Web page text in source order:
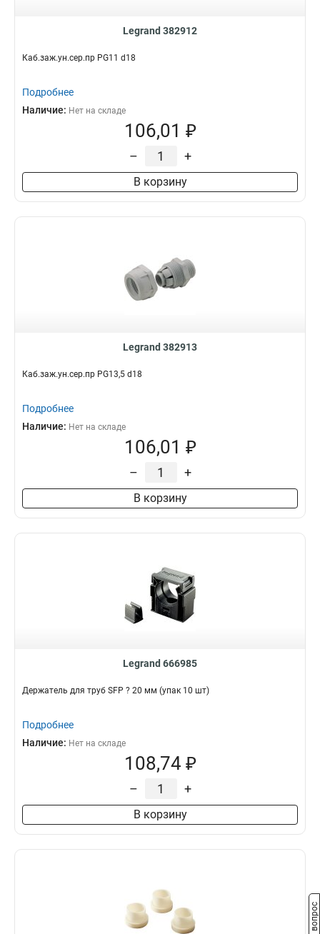
Legrand 382912
Каб.заж.ун.сер.пр PG11 d18
Подробнее
Наличие: Нет на складе
106,01 ₽
– +
В корзину
Legrand 382913
Каб.заж.ун.сер.пр PG13,5 d18
Подробнее
Наличие: Нет на складе
106,01 ₽
– +
В корзину
Legrand 666985
Держатель для труб SFP ? 20 мм (упак 10 шт)
Подробнее
Наличие: Нет на складе
108,74 ₽
– +
В корзину